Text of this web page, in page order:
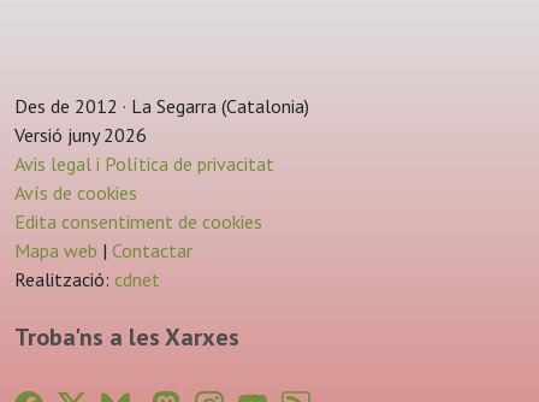
Des de 2012 · La Segarra (Catalonia)
Versió juny 2026
Avis legal i Política de privacitat
Avís de cookies
Edita consentiment de cookies
Mapa web | Contactar
Realització: cdnet
Troba'ns a les Xarxes